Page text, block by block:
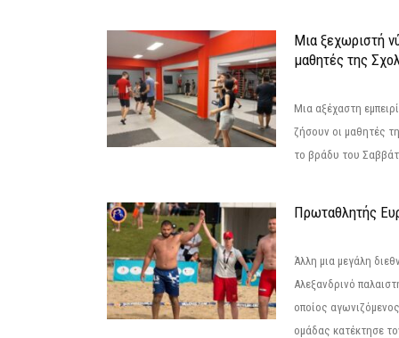
Μια ξεχωριστή
μαθητές της
Μια αξέχαστη
ζήσουν οι μαθητές
το βράδυ του
Πρωταθλητής
Άλλη μια μεγάλη
Αλεξανδρινό
οποίος
ομάδας κατέκτησε